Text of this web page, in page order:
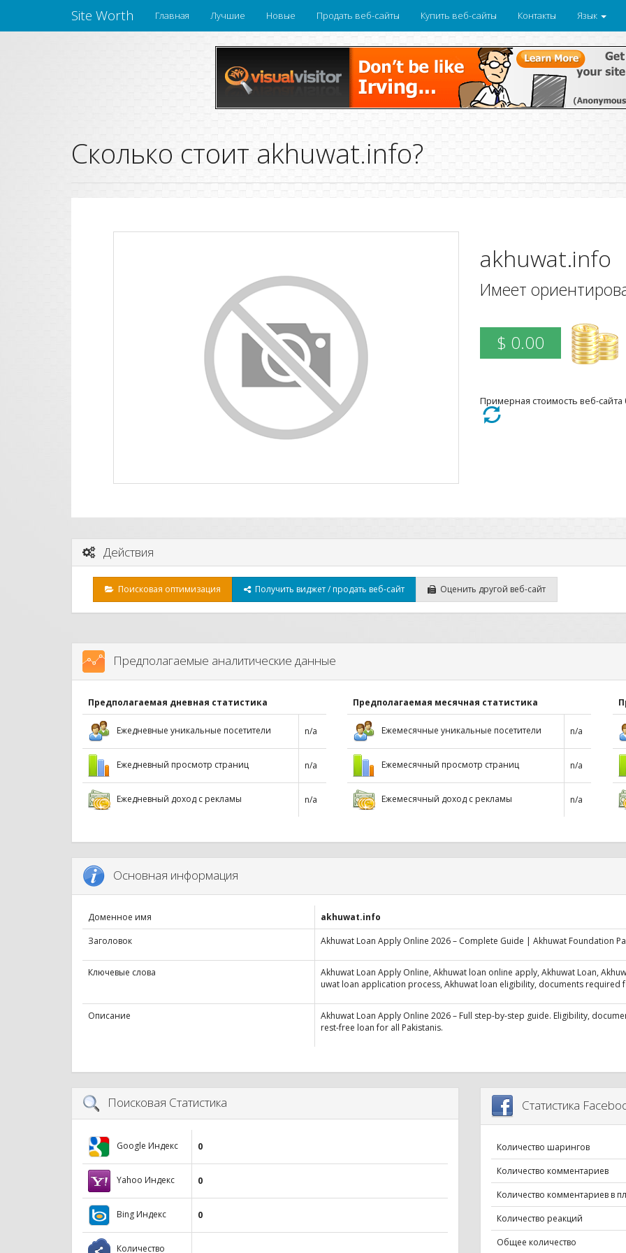
Site Worth Главная Лучшие Новые Продать веб-сайты Купить веб-сайты Контакты Язык
Сколько стоит akhuwat.info?
akhuwat.info
Имеет
$ 0.00
Примерная стоимость веб-сайта
Действия
Поисковая оптимизация Получить виджет / продать веб-сайт Оценить другой веб-сайт
Предполагаемые аналитические данные
Предполагаемая дневная статистика
Ежедневные уникальные посетители n/a
Ежедневный просмотр страниц n/a
Ежедневный доход с рекламы n/a
Предполагаемая месячная статистика
Ежемесячные уникальные посетители n/a
Ежемесячный просмотр страниц n/a
Ежемесячный доход с рекламы n/a
Основная информация
Доменное имя
akhuwat.info
Заголовок
Akhuwat Loan Apply Online 2026 – Complete Guide | Akhuwat Foundation
Ключевые слова
Akhuwat Loan Apply Online, Akhuwat loan online apply, Akhuwat Loan,
uwat loan application process, Akhuwat loan eligibility, documents required
Описание
Akhuwat Loan Apply Online 2026 – Full step-by-step guide. Eligibility,
rest-free loan for all Pakistanis.
Поисковая Статистика
Google Индекс 0
Yahoo Индекс 0
Bing Индекс 0
Количество
Статистика
Количество шарингов
Количество комментариев
Количество комментариев в
Количество реакций
Общее количество